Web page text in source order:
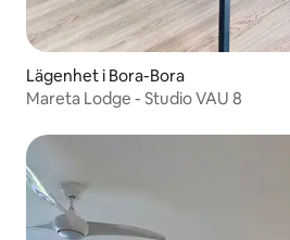
Lägenhet i Bora-Bora
Mareta Lodge - Studio VAU 8